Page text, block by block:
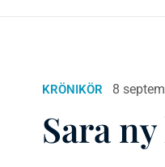
KRÖNIKÖR 8
Sara